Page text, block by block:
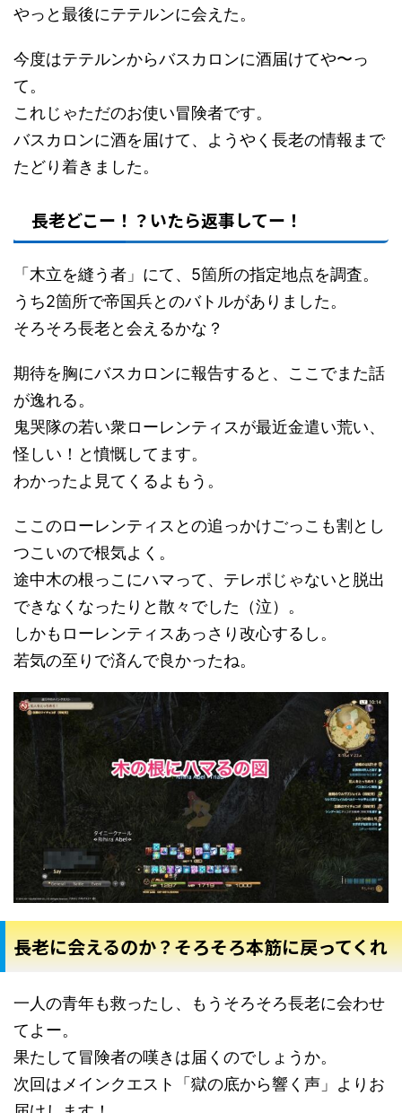
やっと最後にテテルンに会えた。
今度はテテルンからバスカロンに酒届けてや〜っ
て。
これじゃただのお使い冒険者です。
バスカロンに酒を届けて、ようやく長老の情報まで
たどり着きました。
長老どこー！？いたら返事してー！
「木立を縫う者」にて、5箇所の指定地点を調査。
うち2箇所で帝国兵とのバトルがありました。
そろそろ長老と会えるかな？
期待を胸にバスカロンに報告すると、ここでまた話
が逸れる。
鬼哭隊の若い衆ローレンティスが最近金遣い荒い、
怪しい！と憤慨してます。
わかったよ見てくるよもう。
ここのローレンティスとの追っかけごっこも割とし
つこいので根気よく。
途中木の根っこにハマって、テレポじゃないと脱出
できなくなったりと散々でした（泣）。
しかもローレンティスあっさり改心するし。
若気の至りで済んで良かったね。
長老に会えるのか？そろそろ本筋に戻ってくれ
一人の青年も救ったし、もうそろそろ長老に会わせ
てよー。
果たして冒険者の嘆きは届くのでしょうか。
次回はメインクエスト「獄の底から響く声」よりお